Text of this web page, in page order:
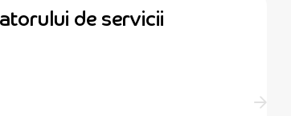
de servicii